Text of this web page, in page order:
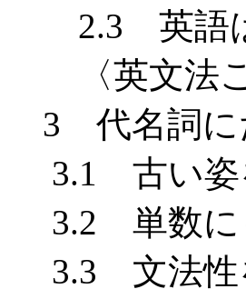
2.3 英語は
〈英文法こ
3 代名詞に
3.1 古い姿
3.2 単数に
3.3 文法性